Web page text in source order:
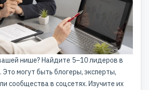
нише? Найдите 5–10 лидеров в
могут быть блогеры, эксперты,
сообщества в соцсетях. Изучите их